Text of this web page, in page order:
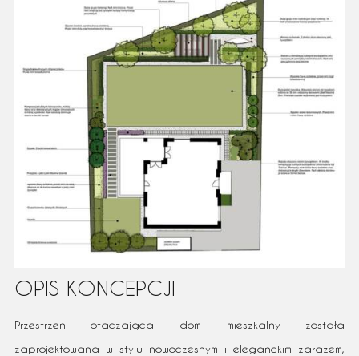
OPIS KONCEPCJI
Przestrzeń otaczająca dom mieszkalny została
zaprojektowana w stylu nowoczesnym i eleganckim zarazem,